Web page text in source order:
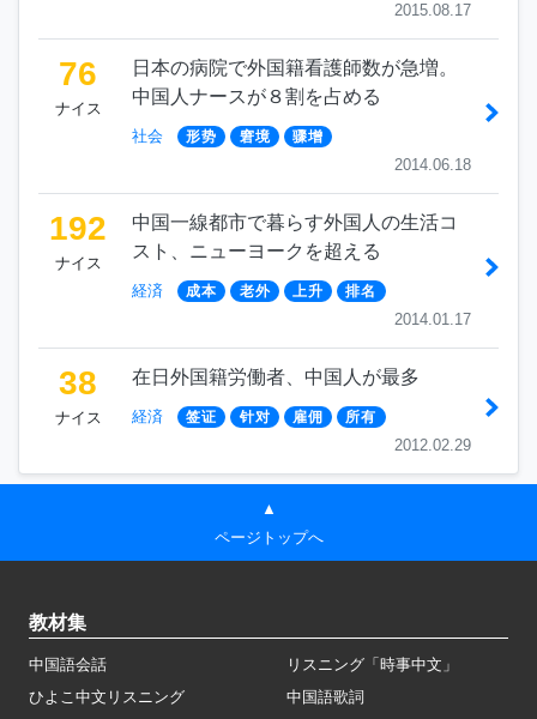
2015.08.17
76
ナイス
日本の病院で外国籍看護師数が急増。
中国人ナースが８割を占める
社会 形势 窘境 骤增
2014.06.18
192
ナイス
中国一線都市で暮らす外国人の生活コ
スト、ニューヨークを超える
経済 成本 老外 上升 排名
2014.01.17
38
ナイス
在日外国籍労働者、中国人が最多
経済 签证 针对 雇佣 所有
2012.02.29
▲
ページトップへ
教材集
中国語会話
リスニング「時事中文」
ひよこ中文リスニング
中国語歌詞